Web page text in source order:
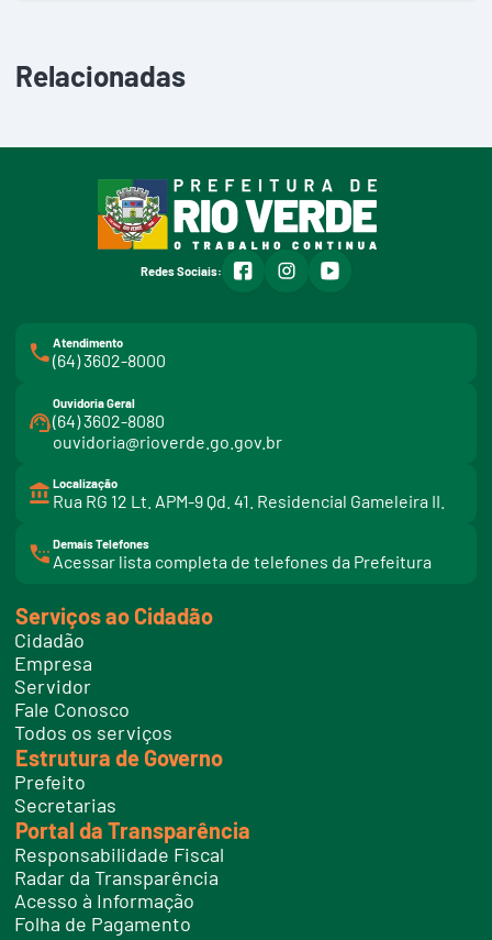
Relacionadas
Redes Sociais: facebookinstagramyoutube
Atendimento
(64) 3602-8000
Ouvidoria Geral
(64) 3602-8080
ouvidoria@rioverde.go.gov.br
Localização
Rua RG 12 Lt. APM-9 Qd. 41. Residencial Gameleira II.
Demais Telefones
Acessar lista completa de telefones da Prefeitura
i
t
e
l
f
o
e
s
Serviços ao Cidadão
Cidadão
Empresa
Servidor
Fale Conosco
Todos os serviços
Estrutura de Governo
Prefeito
Secretarias
Portal da Transparência
Responsabilidade Fiscal
Radar da Transparência
Acesso à Informação
Folha de Pagamento